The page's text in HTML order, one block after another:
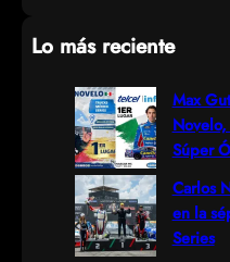
a
Lo más reciente
Max
Súper
Carlos
en la
Series